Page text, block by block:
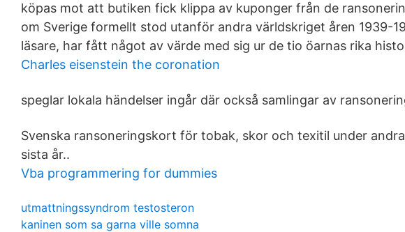
köpas mot att butiken fick klippa av kuponger från de
om Sverige formellt stod utanför andra världskriget åren 1939-
läsare, har fått något av värde med sig ur de tio öarnas rika
Charles eisenstein the coronation
speglar lokala händelser ingår där också samlingar av
Svenska ransoneringskort för tobak, skor och texitil under
sista år..
Vba programmering for dummies
utmattningssyndrom testosteron
kaninen som sa garna ville somna